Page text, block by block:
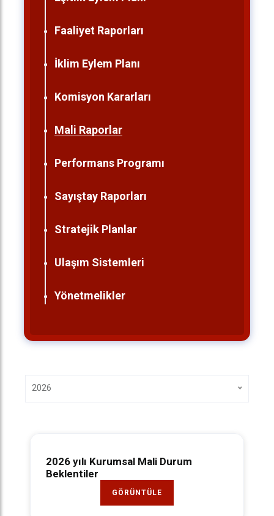
Faaliyet Raporları
İklim Eylem Planı
Komisyon Kararları
Mali Raporlar
Performans Programı
Sayıştay Raporları
Stratejik Planlar
Ulaşım Sistemleri
Yönetmelikler
2026
2026 yılı Kurumsal Mali Durum
Beklentiler
GÖRÜNTÜLE